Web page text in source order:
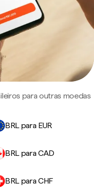
para outras moedas
BRL para EUR
BRL para CAD
BRL para CHF